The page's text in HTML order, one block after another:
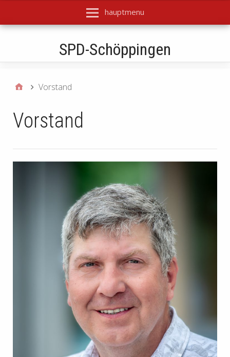
hauptmenu
SPD-Schöppingen
Vorstand
Vorstand